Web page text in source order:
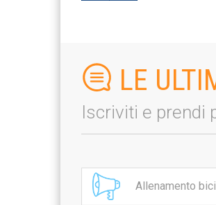
LE
Iscriviti e prendi
Allenamento bici